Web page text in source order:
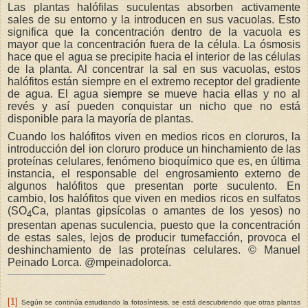
Las plantas halófilas suculentas absorben activamente
sales de su entorno y la introducen en sus vacuolas. Esto
significa que la concentración dentro de la vacuola es
mayor que la concentración fuera de la célula. La ósmosis
hace que el agua se precipite hacia el interior de las células
de la planta. Al concentrar la sal en sus vacuolas, estos
halófitos están siempre en el extremo receptor del gradiente
de agua. El agua siempre se mueve hacia ellas y no al
revés y así pueden conquistar un nicho que no está
disponible para la mayoría de plantas.
Cuando los halófitos viven en medios ricos en cloruros, la
introducción del ion cloruro produce un hinchamiento de las
proteínas celulares, fenómeno bioquímico que es, en última
instancia, el responsable del engrosamiento externo de
algunos halófitos que presentan porte suculento. En
cambio, los halófitos que viven en medios ricos en sulfatos
(SO4Ca, plantas gipsícolas o amantes de los yesos) no
presentan apenas suculencia, puesto que la concentración
de estas sales, lejos de producir tumefacción, provoca el
deshinchamiento de las proteínas celulares.© Manuel
Peinado Lorca. @mpeinadolorca.
[1]
Según se continúa estudiando la fotosíntesis, se está descubriendo que otras plantas